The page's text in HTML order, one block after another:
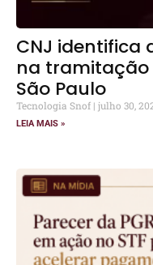
CNJ identifica
na tramitação
São Paulo
Tecnologia Snof julho 30,
LEIA MAIS »